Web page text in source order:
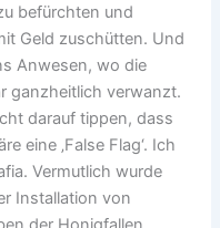
befürchten und
Geld zuschütten. Und
Anwesen, wo die
ganzheitlich verwanzt.
darauf tippen, dass
eine ‚False Flag‘. Ich
Vermutlich wurde
Installation von